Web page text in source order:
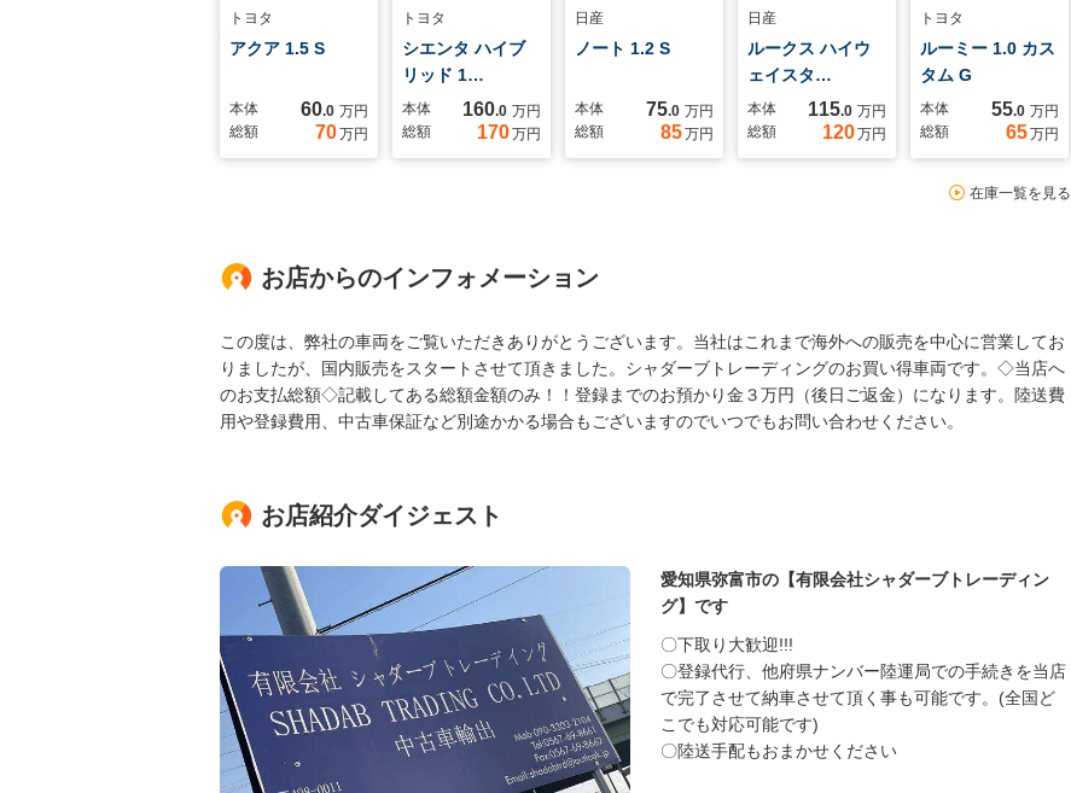
トヨタ
アクア 1.5 S
本体 60.0 万円
総額
70万円
トヨタ
シエンタ ハイブ
リッド 1…
本体 160.0 万円
総額
170万円
日産
ノート 1.2 S
本体 75.0 万円
総額
85万円
日産
ルークス ハイウ
ェイスタ…
本体 115.0 万円
総額
120万円
トヨタ
ルーミー 1.0 カス
タム G
本体 55.0 万円
総額
65万円
在庫一覧を見る
お店からのインフォメーション
この度は、弊社の車両をご覧いただきありがとうございます。当社はこれまで海外への販売を中心に営業してお
りましたが、国内販売をスタートさせて頂きました。シャダーブトレーディングのお買い得車両です。◇当店へ
のお支払総額◇記載してある総額金額のみ！！登録までのお預かり金３万円（後日ご返金）になります。陸送費
用や登録費用、中古車保証など別途かかる場合もございますのでいつでもお問い合わせください。
お店紹介ダイジェスト
愛知県弥富市の【有限会社シャダーブトレーディン
グ】です
〇下取り大歓迎!!!
〇登録代行、他府県ナンバー陸運局での手続きを当店
で完了させて納車させて頂く事も可能です。(全国ど
こでも対応可能です)
〇陸送手配もおまかせください